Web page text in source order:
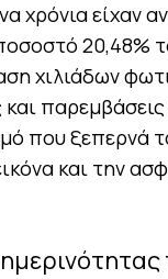
είχαν
20,48%
χιλιάδων
που ξεπερνά
και την